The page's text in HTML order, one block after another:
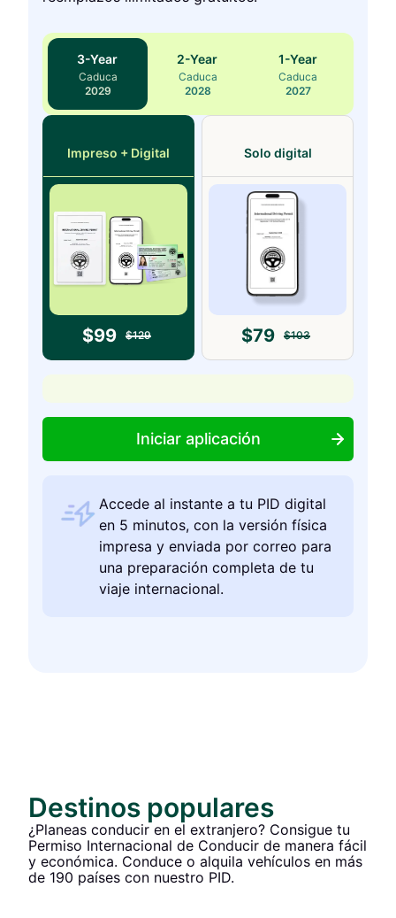
3-Year
Caduca
2029
2-Year
Caduca
2028
1-Year
Caduca
2027
Impreso + Digital
$99 $129
Solo digital
$79 $103
Iniciar aplicación
Accede al instante a tu PID digital
en 5 minutos, con la versión física
impresa y enviada por correo para
una preparación completa de tu
viaje internacional.
Destinos populares
¿Planeas conducir en el extranjero? Consigue tu
Permiso Internacional de Conducir de manera fácil
y económica. Conduce o alquila vehículos en más
de 190 países con nuestro PID.